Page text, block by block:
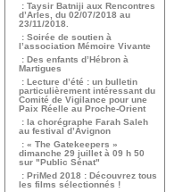
: Taysir Batniji aux Rencontres
d’Arles, du 02/07/2018 au
23/11/2018.
: Soirée de soutien à
l’association Mémoire Vivante
: Des enfants d’Hébron à
Martigues
: Lecture d’été : un bulletin
particulièrement intéressant du
Comité de Vigilance pour une
Paix Réelle au Proche-Orient
: la chorégraphe Farah Saleh
au festival d’Avignon
: « The Gatekeepers »
dimanche 29 juillet à 09 h 50
sur "Public Sénat"
: PriMed 2018 : Découvrez tous
les films sélectionnés !